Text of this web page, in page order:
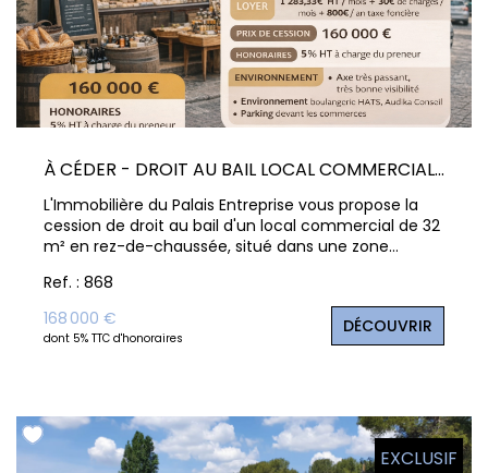
À CÉDER - DROIT AU BAIL LOCAL COMMERCIAL 32 M² - EMPLACEMENT À FORT PASSAGE
L'Immobilière du Palais Entreprise vous propose la
cession de droit au bail d'un local commercial de 32
m² en rez-de-chaussée, situé dans une zone
axe très passant avec excellente visibilité.
Environnement commerçant attractif : boucherie,
boulangerie, caviste, primeur, tabac. Parking
directement devant les commerces, facilitant
septembre 2014. Loyer : 1 283,33 € HT + 30 €
charges / mois Taxe foncière : 800 € / an Prix de
cession : 168 000 € Dossier complet sur demande.
Ref. : 868
168 000 €
dont 5% TTC d'honoraires
DÉCOUVRIR
EXCLUSIF